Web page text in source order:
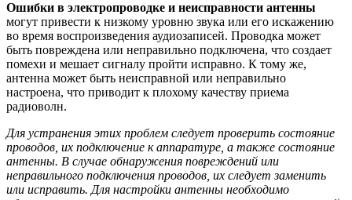
Ошибки в электропроводке и неисправности антенны
могут привести к низкому уровню звука или его искажению
во время воспроизведения аудиозаписей. Проводка может
быть повреждена или неправильно подключена, что создает
помехи и мешает сигналу пройти исправно. К тому же,
антенна может быть неисправной или неправильно
настроена, что приводит к плохому качеству приема
радиоволн.
Для устранения этих проблем следует проверить состояние
проводов, их подключение к аппаратуре, а также состояние
антенны. В случае обнаружения повреждений или
неправильного подключения проводов, их следует заменить
или исправить. Для настройки антенны необходимо